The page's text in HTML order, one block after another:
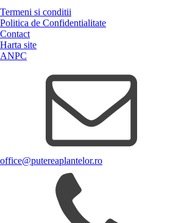
Termeni si conditii
Politica de Confidentialitate
Contact
Harta site
ANPC
office@putereaplantelor.ro